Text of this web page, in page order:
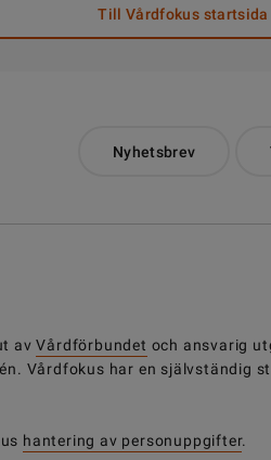
Till Vårdfokus startsida
Nyhetsbrev
avVårdförbundet och ansvarig
Vårdfokus har en självständig
hantering av personuppgifter.